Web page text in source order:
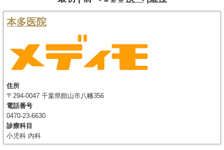
本多医院
住所
〒294-0047 千葉県館山市八幡356
電話番号
0470-23-6630
診療科目
小児科 内科